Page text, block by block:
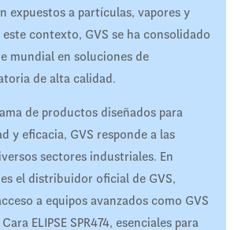
expuestos a partículas, vapores y
este contexto, GVS se ha consolidado
mundial en soluciones de
de alta calidad.
de productos diseñados para
y eficacia, GVS responde a las
sectores industriales. En
es el distribuidor oficial de GVS,
a equipos avanzados como GVS
ELIPSE SPR474, esenciales para